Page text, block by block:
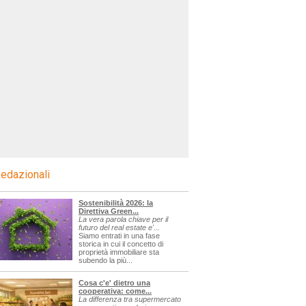
Sostenibilità 2026: la
Direttiva Green...
La vera parola chiave per il
futuro del real estate e'...
Siamo entrati in una fase
storica in cui il concetto di
proprietà immobiliare sta
subendo la più...
Cosa c'e' dietro una
cooperativa: come...
La differenza tra supermercato